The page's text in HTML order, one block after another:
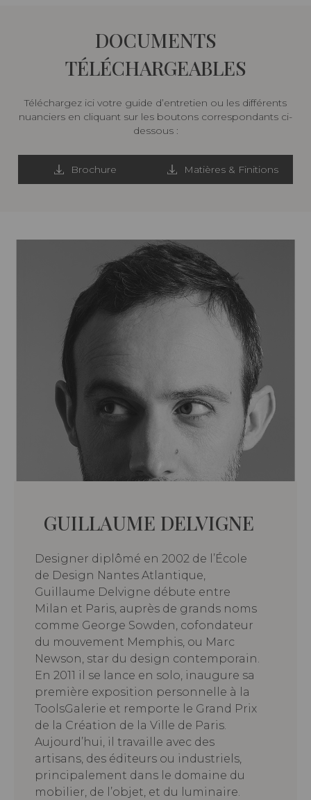
DOCUMENTS
TÉLÉCHARGEABLES
Téléchargez ici votre guide d’entretien ou les différents
nuanciers en cliquant sur les boutons correspondants ci-
dessous :
Brochure Matières & Finitions
GUILLAUME DELVIGNE
Designer diplômé en 2002 de l’École
de Design Nantes Atlantique,
Guillaume Delvigne débute entre
Milan et Paris, auprès de grands noms
comme George Sowden, cofondateur
du mouvement Memphis, ou Marc
Newson, star du design contemporain.
En 2011 il se lance en solo, inaugure sa
première exposition personnelle à la
ToolsGalerie et remporte le Grand Prix
de la Création de la Ville de Paris.
Aujourd’hui, il travaille avec des
artisans, des éditeurs ou industriels,
principalement dans le domaine du
mobilier, de l’objet, et du luminaire.